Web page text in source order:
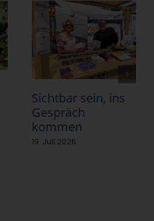
Sichtbar sein, ins
Gespräch
kommen
19. Juli 2026